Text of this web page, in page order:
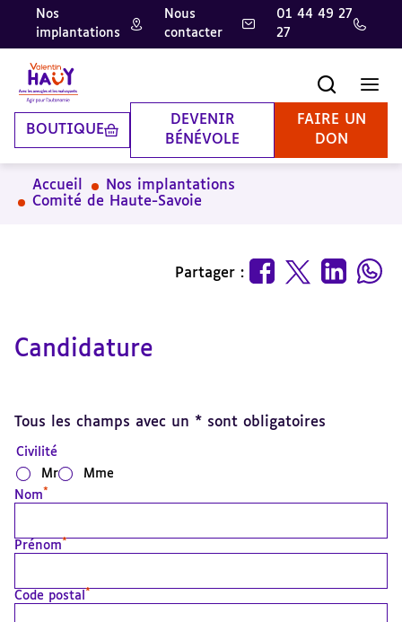
Aller
contenu
principal
Aller
pied
de
page
Aller
la
recherche
Nos
implantations
Nous
contacter
01 44 49 27
27
BOUTIQUE
DEVENIR
BÉNÉVOLE
FAIRE UN
DON
Accueil
Nos implantations
Comité de Haute-Savoie
Partager :
Candidature
Tous les champs avec un * sont obligatoires
Civilité
Mr
Mme
Nom *
Prénom *
Code postal *